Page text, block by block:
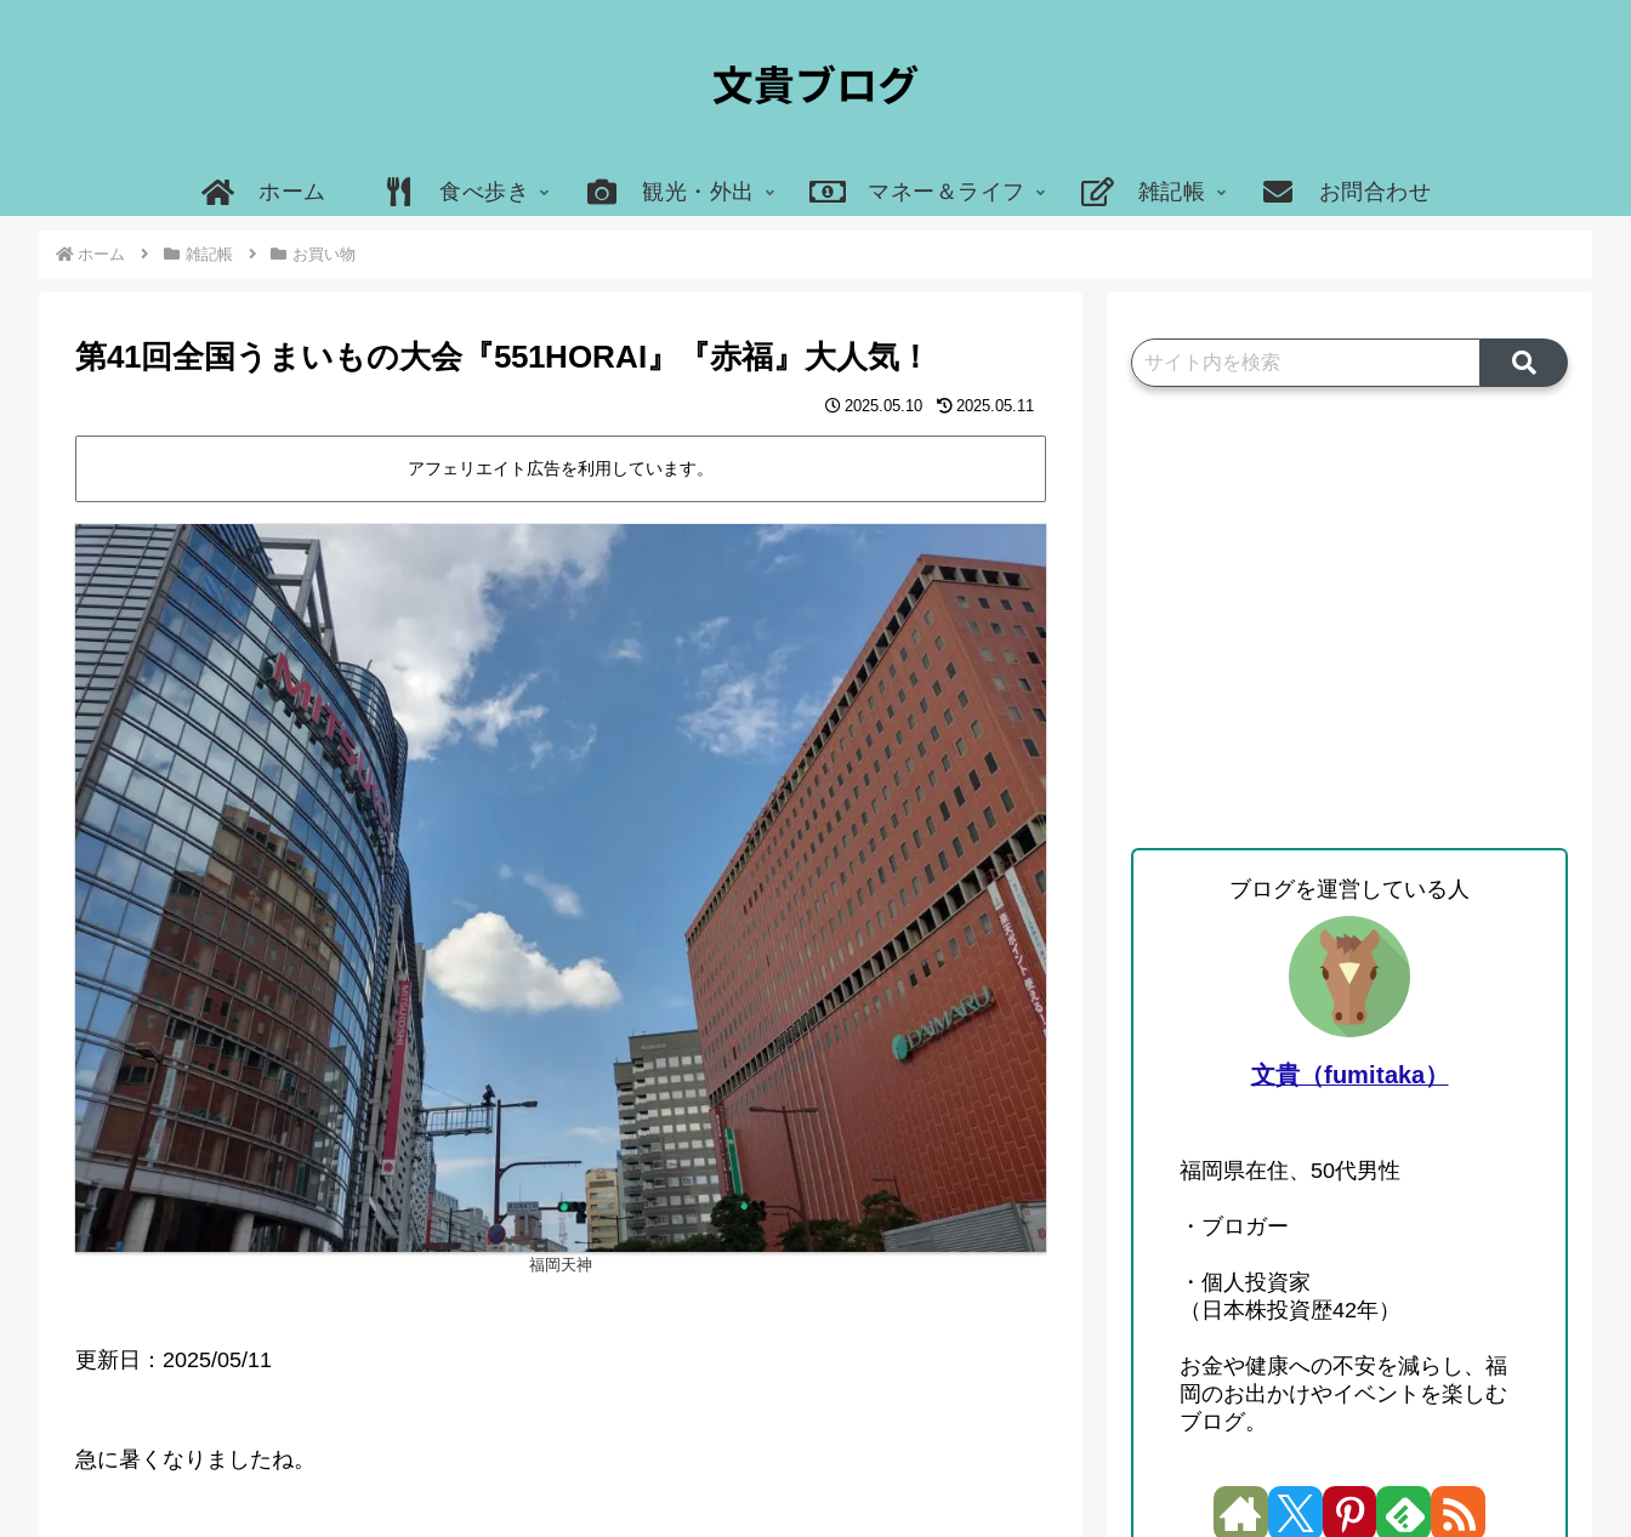
ホーム 食べ歩き 観光・外出 マネー＆ライフ 雑記帳 お問合わせ
ホーム 雑記帳 お買い物
第41回全国うまいもの大会『551HORAI』『赤福』大人気！
2025.05.10 2025.05.11
アフェリエイト広告を利用しています。
福岡天神
更新日：2025/05/11
急に暑くなりましたね。
ブログを運営している人
文貴（fumitaka）
福岡県在住、50代男性
・ブロガー
・個人投資家
（日本株投資歴42年）
お金や健康への不安を減らし、福
岡のお出かけやイベントを楽しむ
ブログ。